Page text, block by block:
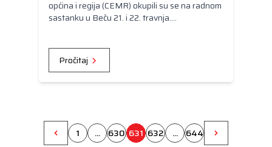
općina i regija (CEMR) okupili su se na radnom
sastanku u Beču 21. i 22. travnja.
od javnog interesa pod nazivom Bečka
povelja. Okupljeni su se dotaknuli i dviju
suradnja s Odborom regija, predstavnicima u
Europskom parlamentu i istaknutim
Pročitaj
1 ... 630 631 632 ... 644